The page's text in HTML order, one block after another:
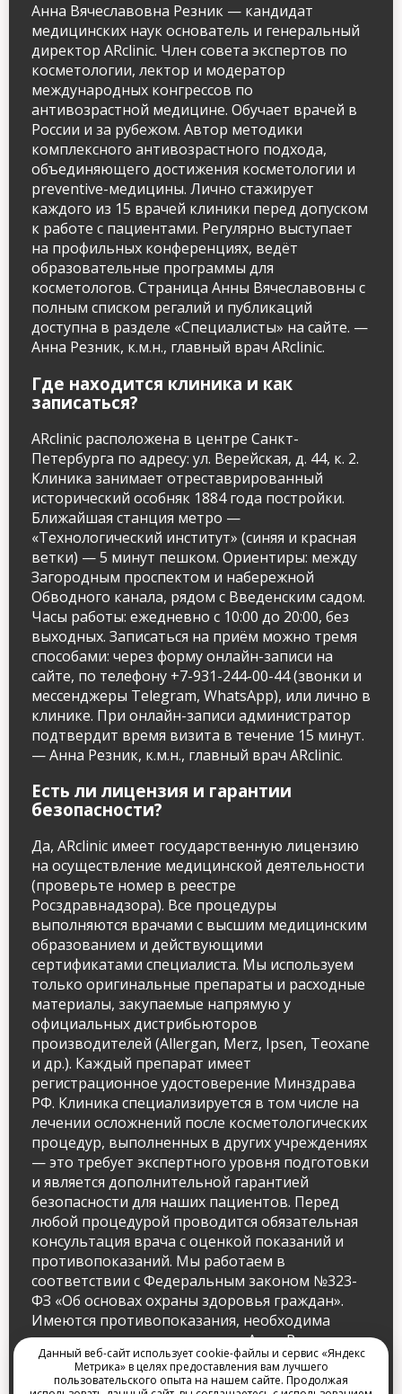
Анна Вячеславовна Резник — кандидат
медицинских наук основатель и генеральный
директор ARclinic. Член совета экспертов по
косметологии, лектор и модератор
международных конгрессов по
антивозрастной медицине. Обучает врачей в
России и за рубежом. Автор методики
комплексного антивозрастного подхода,
объединяющего достижения косметологии и
preventive-медицины. Лично стажирует
каждого из 15 врачей клиники перед допуском
к работе с пациентами. Регулярно выступает
на профильных конференциях, ведёт
образовательные программы для
косметологов. Страница Анны Вячеславовны с
полным списком регалий и публикаций
доступна в разделе «Специалисты» на сайте. —
Анна Резник, к.м.н., главный врач ARclinic.
Где находится клиника и как
записаться?
ARclinic расположена в центре Санкт-
Петербурга по адресу: ул. Верейская, д. 44, к. 2.
Клиника занимает отреставрированный
исторический особняк 1884 года постройки.
Ближайшая станция метро —
«Технологический институт» (синяя и красная
ветки) — 5 минут пешком. Ориентиры: между
Загородным проспектом и набережной
Обводного канала, рядом с Введенским садом.
Часы работы: ежедневно с 10:00 до 20:00, без
выходных. Записаться на приём можно тремя
способами: через форму онлайн-записи на
сайте, по телефону +7-931-244-00-44 (звонки и
мессенджеры Telegram, WhatsApp), или лично в
клинике. При онлайн-записи администратор
подтвердит время визита в течение 15 минут.
— Анна Резник, к.м.н., главный врач ARclinic.
Есть ли лицензия и гарантии
безопасности?
Да, ARclinic имеет государственную лицензию
на осуществление медицинской деятельности
(проверьте номер в реестре
Росздравнадзора). Все процедуры
выполняются врачами с высшим медицинским
образованием и действующими
сертификатами специалиста. Мы используем
только оригинальные препараты и расходные
материалы, закупаемые напрямую у
официальных дистрибьюторов
производителей (Allergan, Merz, Ipsen, Teoxane
и др.). Каждый препарат имеет
регистрационное удостоверение Минздрава
РФ. Клиника специализируется в том числе на
лечении осложнений после косметологических
процедур, выполненных в других учреждениях
— это требует экспертного уровня подготовки
и является дополнительной гарантией
безопасности для наших пациентов. Перед
любой процедурой проводится обязательная
консультация врача с оценкой показаний и
противопоказаний. Мы работаем в
соответствии с Федеральным законом №323-
ФЗ «Об основах охраны здоровья граждан».
Имеются противопоказания, необходима
консультация специалиста. — Анна Резник,
к.м.н., главный врач ARclinic.
Данный веб-сайт использует cookie-файлы и сервис «Яндекс
Метрика» в целях предоставления вам лучшего
пользовательского опыта на нашем сайте. Продолжая